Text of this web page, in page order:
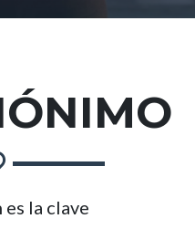
la clave